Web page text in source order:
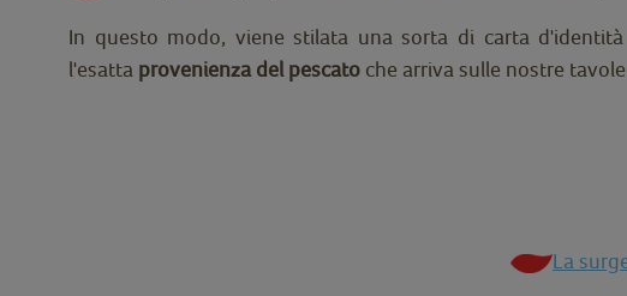
In questo modo, viene stilata una sorta di carta
l'esatta provenienza del pescato che arriva sulle nostre
La